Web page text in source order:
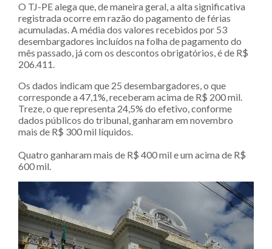
O TJ-PE alega que, de maneira geral, a alta significativa
registrada ocorre em razão do pagamento de férias
acumuladas. A média dos valores recebidos por 53
desembargadores incluídos na folha de pagamento do
mês passado, já com os descontos obrigatórios, é de R$
206.411.
Os dados indicam que 25 desembargadores, o que
corresponde a 47,1%, receberam acima de R$ 200 mil.
Treze, o que representa 24,5% do efetivo, conforme
dados públicos do tribunal, ganharam em novembro
mais de R$ 300 mil líquidos.
Quatro ganharam mais de R$ 400 mil e um acima de R$
600 mil.